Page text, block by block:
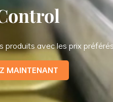
produits avec les prix
MAINTENANT